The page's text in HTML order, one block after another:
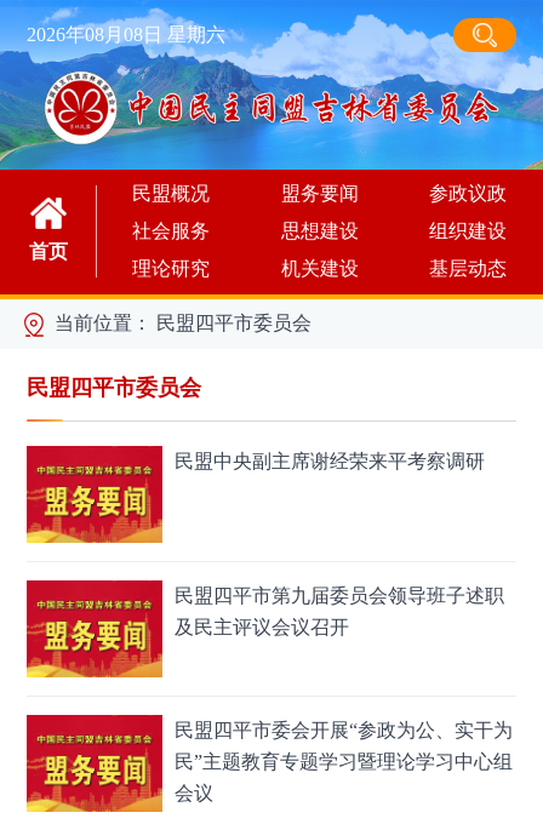
2026年08月08日 星期六
首页
民盟概况 盟务要闻
参政议政
社会服务
思想建设
组织建设
理论研究
机关建设 基层动态
当前位置： 民盟四平市委员会
民盟四平市委员会
民盟中央副主席谢经荣来平考察调研
民盟四平市第九届委员会领导班子述职
及民主评议会议召开
民盟四平市委会开展“参政为公、实干为
民”主题教育专题学习暨理论学习中心组
会议